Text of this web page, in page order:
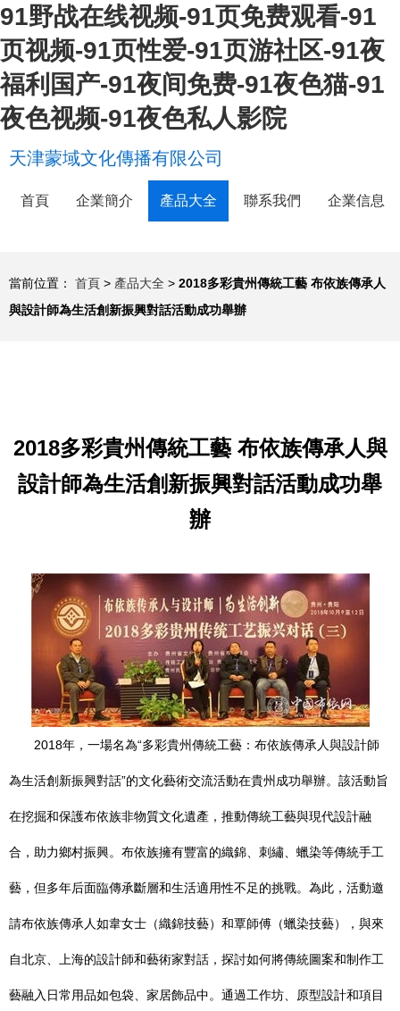
91野战在线视频-91页免费观看-91
页视频-91页性爱-91页游社区-91夜
福利国产-91夜间免费-91夜色猫-91
夜色视频-91夜色私人影院
天津蒙域文化傳播有限公司
首頁 企業簡介 產品大全 聯系我們 企業信息
當前位置： 首頁 > 產品大全 > 2018多彩貴州傳統工藝 布依族傳承人
與設計師為生活創新振興對話活動成功舉辦
2018多彩貴州傳統工藝 布依族傳承人與
設計師為生活創新振興對話活動成功舉
辦
2018年，一場名為“多彩貴州傳統工藝：布依族傳承人與設計師
為生活創新振興對話”的文化藝術交流活動在貴州成功舉辦。該活動旨
在挖掘和保護布依族非物質文化遺產，推動傳統工藝與現代設計融
合，助力鄉村振興。布依族擁有豐富的織錦、刺繡、蠟染等傳統手工
藝，但多年后面臨傳承斷層和生活適用性不足的挑戰。為此，活動邀
請布依族傳承人如韋女士（織錦技藝）和覃師傅（蠟染技藝），與來
自北京、上海的設計師和藝術家對話，探討如何將傳統圖案和制作工
藝融入日常用品如包袋、家居飾品中。通過工作坊、原型設計和項目